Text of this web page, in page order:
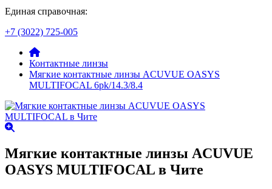
Единая справочная:
+7 (3022) 725-005
Контактные линзы
Мягкие контактные линзы ACUVUE OASYS
MULTIFOCAL 6pk/14.3/8.4
Мягкие контактные линзы ACUVUE
OASYS MULTIFOCAL в Чите